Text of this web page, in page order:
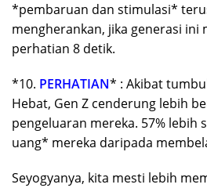
*pembaruan dan stimulasi*
mengherankan, jika generasi ini
perhatian 8 detik.
*10. PERHATIAN* : Akibat
Hebat, Gen Z cenderung lebih
pengeluaran mereka. 57% lebih
uang* mereka daripada
Seyogyanya, kita mesti lebih